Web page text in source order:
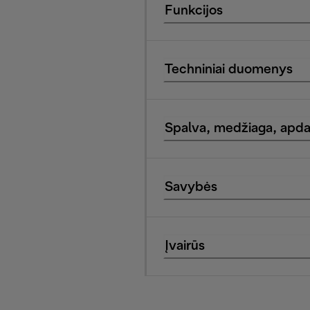
Funkcijos
Techniniai duomenys
Spalva, medžiaga,
Savybės
Įvairūs